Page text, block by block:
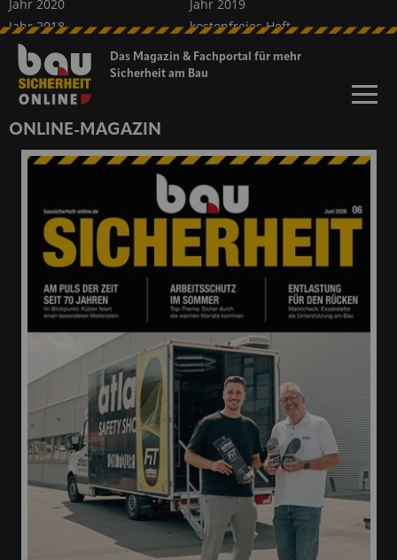
Das Magazin & Fachportal für mehr
Sicherheit am Bau
Jahr 2020
Jahr 2019
Jahr 2018
kostenfreies Heft
Sonderveröffentlichungen
dieProfitester
ONLINE-MAGAZIN